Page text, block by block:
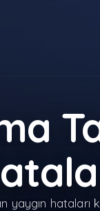
yaygın